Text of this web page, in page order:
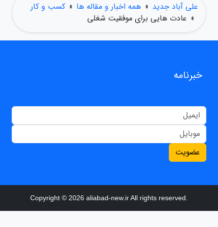
علی آباد جدید » همه اخبار و مقاله ها » کسب و کار
» عادت هایی برای موفقیت شغلی
خبرنامه
عضویت
Copyright © 2026 aliabad-new.ir All rights reserved.